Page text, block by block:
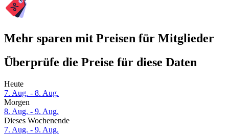
Mehr sparen mit Preisen für Mitglieder
Überprüfe die Preise für diese Daten
Heute
7. Aug. - 8. Aug.
Morgen
8. Aug. - 9. Aug.
Dieses Wochenende
7. Aug. - 9. Aug.